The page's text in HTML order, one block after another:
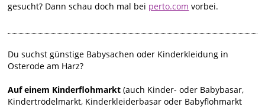
gesucht? Dann schau doch mal bei perto.com vorbei.
Du suchst günstige Babysachen oder Kinderkleidung in
Osterode am Harz?
Auf einem Kinderflohmarkt (auch Kinder- oder Babybasar,
Kindertrödelmarkt, Kinderkleiderbasar oder Babyflohmarkt